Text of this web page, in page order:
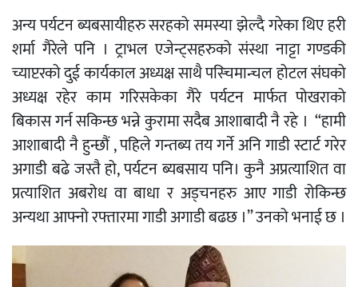
अन्य पर्यटन ब्यबसायीहरु सरहको समस्या झेल्दै गरेका थिए हरी
शर्मा गैरेले पनि । ट्राभल एजेन्ट्सहरुको संस्था नाट्टा गण्डकी
च्याप्टरको दुई कार्यकाल अध्यक्ष साथै पस्चिमान्चल होटल संघको
अध्यक्ष रहेर काम गरिसकेका गैरे पर्यटन मार्फत पोखराको
बिकास गर्न सकिन्छ भन्ने कुरामा सदैब आशाबादी नै रहे । “हामी
आशाबादी नै हुन्छौं , पहिले गन्तब्य तय गर्ने अनि गाडी स्टार्ट गरेर
अगाडी बढे जस्तै हो, पर्यटन ब्यबसाय पनि। कुनै अप्रत्याशित वा
प्रत्याशित अबरोध वा बाधा र अड्चनहरु आए गाडी रोकिन्छ
अन्यथा आफ्नो रफ्तारमा गाडी अगाडी बढछ ।” उनको भनाई छ ।